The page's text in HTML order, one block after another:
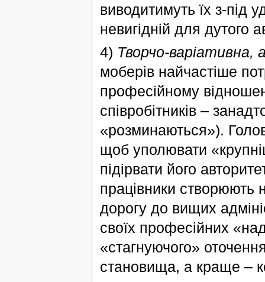
виводитимуть їх з-під
невигідній для дутого
4) Творчо-варіативна,
моберів найчастіше
професійному
співробітників –
«розминаються»).
щоб уполювати
підірвати його
працівники створюють
дорогу до вищих
своїх професійних
«стагнуючого»
становища, а краще –